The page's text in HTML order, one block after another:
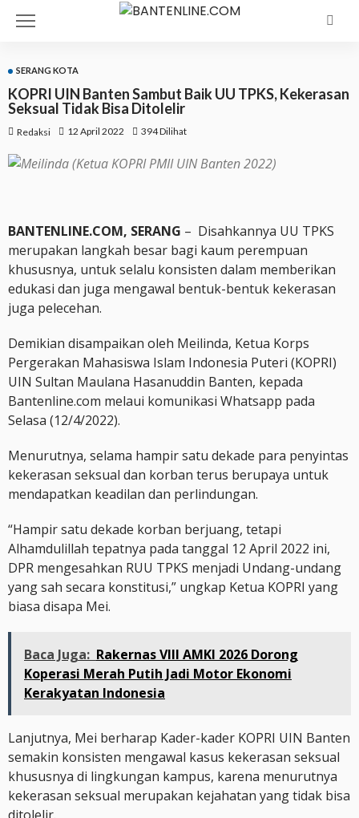
SERANG KOTA
KOPRI UIN Banten Sambut Baik UU TPKS, Kekerasan
Seksual Tidak Bisa Ditolelir
Redaksi 12 April 2022 394 Dilihat
BANTENLINE.COM, SERANG – Disahkannya UU TPKS
merupakan langkah besar bagi kaum perempuan
khususnya, untuk selalu konsisten dalam memberikan
edukasi dan juga mengawal bentuk-bentuk kekerasan
juga pelecehan.
Demikian disampaikan oleh Meilinda, Ketua Korps
Pergerakan Mahasiswa Islam Indonesia Puteri (KOPRI)
UIN Sultan Maulana Hasanuddin Banten, kepada
Bantenline.com melaui komunikasi Whatsapp pada
Selasa (12/4/2022).
Menurutnya, selama hampir satu dekade para penyintas
kekerasan seksual dan korban terus berupaya untuk
mendapatkan keadilan dan perlindungan.
“Hampir satu dekade korban berjuang, tetapi
Alhamdulillah tepatnya pada tanggal 12 April 2022 ini,
DPR mengesahkan RUU TPKS menjadi Undang-undang
yang sah secara konstitusi,” ungkap Ketua KOPRI yang
biasa disapa Mei.
Baca Juga: Rakernas VIII AMKI 2026 Dorong
Koperasi Merah Putih Jadi Motor Ekonomi
Kerakyatan Indonesia
Lanjutnya, Mei berharap Kader-kader KOPRI UIN Banten
semakin konsisten mengawal kasus kekerasan seksual
khususnya di lingkungan kampus, karena menurutnya
kekerasan seksual merupakan kejahatan yang tidak bisa